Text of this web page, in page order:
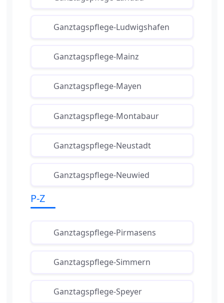
Ganztagspflege-Ludwigshafen
Ganztagspflege-Mainz
Ganztagspflege-Mayen
Ganztagspflege-Montabaur
Ganztagspflege-Neustadt
Ganztagspflege-Neuwied
P-Z
Ganztagspflege-Pirmasens
Ganztagspflege-Simmern
Ganztagspflege-Speyer